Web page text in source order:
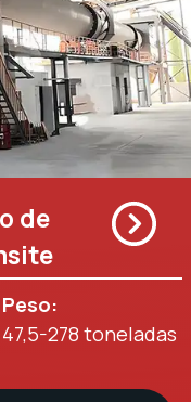
de
Peso:
47,5-278 toneladas